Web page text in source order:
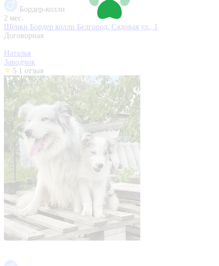
Бордер-колли
2 мес.
Щенки Бордер колли Белгород, Садовая ул., 1
Договорная
Наталья
Заводчик
5 1 отзыв